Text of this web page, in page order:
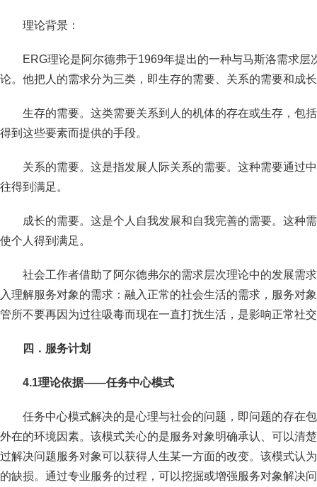
理论背景：
ERG理论是阿尔德弗于1969年提出的一种与马斯洛需求层
论。他把人的需求分为三类，即生存的需要、关系的需要和成
生存的需要。这类需要关系到人的机体的存在或生存，包
得到这些要素而提供的手段。
关系的需要。这是指发展人际关系的需要。这种需要通过
往得到满足。
成长的需要。这是个人自我发展和自我完善的需要。这种
使个人得到满足。
社会工作者借助了阿尔德弗尔的需求层次理论中的发展需
入理解服务对象的需求：融入正常的社会生活的需求，服务对
管所不要再因为过往吸毒而现在一直打扰生活，是影响正常社
四．服务计划
4.1理论依据——任务中心模式
任务中心模式解决的是心理与社会的问题，即问题的存在
外在的环境因素。该模式关心的是服务对象明确承认、可以清
过解决问题服务对象可以获得人生某一方面的改变。该模式认
的缺损。通过专业服务的过程，可以挖掘或增强服务对象解决